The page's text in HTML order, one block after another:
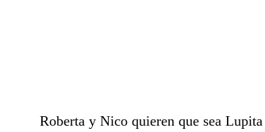
Roberta y Nico quieren que sea